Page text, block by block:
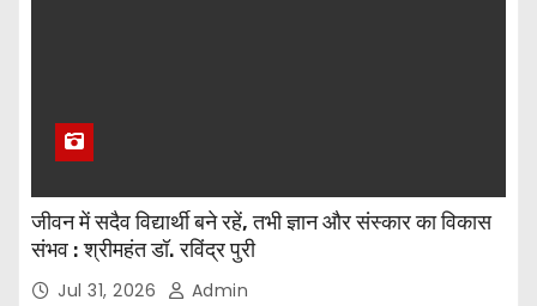
जीवन में सदैव विद्यार्थी बने रहें, तभी ज्ञान और संस्कार का विकास
संभव : श्रीमहंत डॉ. रविंद्र पुरी
Jul 31, 2026 Admin